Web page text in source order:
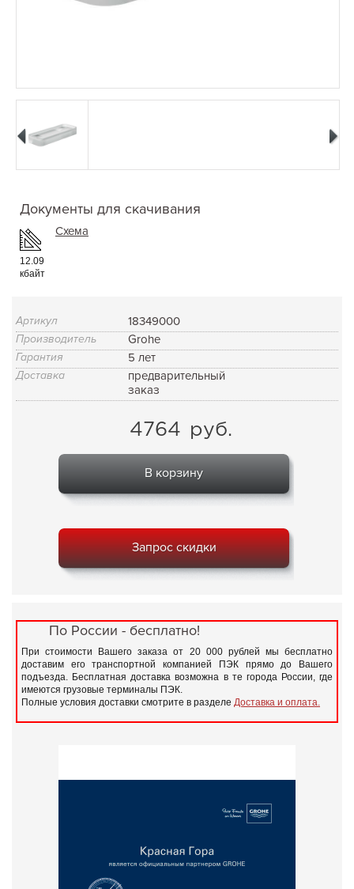
Документы для скачивания
12.09
кбайт
Схема
Артикул 18349000
Производитель Grohe
Гарантия 5 лет
Доставка
предварительный
заказ
4764 руб.
В корзину
Запрос скидки
По России - бесплатно!
При стоимости Вашего заказа от 20 000 рублей мы бесплатно
доставим его транспортной компанией ПЭК прямо до Вашего
подъезда. Бесплатная доставка возможна в те города России, где
имеются грузовые терминалы ПЭК.
Полные условия доставки смотрите в разделе Доставка и оплата.